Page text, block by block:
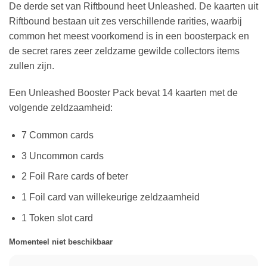
De derde set van Riftbound heet Unleashed. De kaarten uit
Riftbound bestaan uit zes verschillende rarities, waarbij
common het meest voorkomend is in een boosterpack en
de secret rares zeer zeldzame gewilde collectors items
zullen zijn.
Een Unleashed Booster Pack bevat 14 kaarten met de
volgende zeldzaamheid:
7 Common cards
3 Uncommon cards
2 Foil Rare cards of beter
1 Foil card van willekeurige zeldzaamheid
1 Token slot card
Momenteel niet beschikbaar